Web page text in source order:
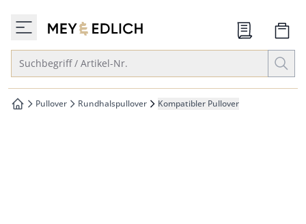
springen
springen
zur Startseite
Suchbegriff / Artikel-Nr.
zur Startseite
Pullover Rundhalspullover Kompatibler Pullover